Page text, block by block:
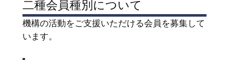
二種会員種別について
機構の活動をご支援いただける会員を募集して
います。